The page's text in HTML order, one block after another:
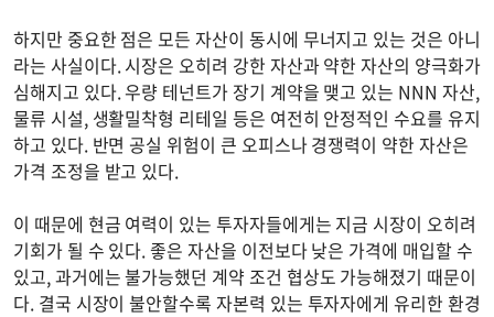
하지만 중요한 점은 모든 자산이 동시에 무너지고 있는 것은 아니
라는 사실이다. 시장은 오히려 강한 자산과 약한 자산의 양극화가
심해지고 있다. 우량 테넌트가 장기 계약을 맺고 있는 NNN 자산,
물류 시설, 생활밀착형 리테일 등은 여전히 안정적인 수요를 유지
하고 있다. 반면 공실 위험이 큰 오피스나 경쟁력이 약한 자산은
가격 조정을 받고 있다.
이 때문에 현금 여력이 있는 투자자들에게는 지금 시장이 오히려
기회가 될 수 있다. 좋은 자산을 이전보다 낮은 가격에 매입할 수
있고, 과거에는 불가능했던 계약 조건 협상도 가능해졌기 때문이
다. 결국 시장이 불안할수록 자본력 있는 투자자에게 유리한 환경